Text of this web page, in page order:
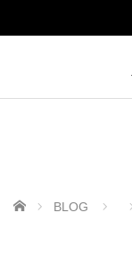
ホーム BLOG